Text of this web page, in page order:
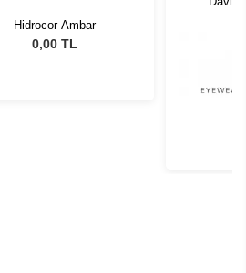
Hidrocor Ambar
0,00 TL